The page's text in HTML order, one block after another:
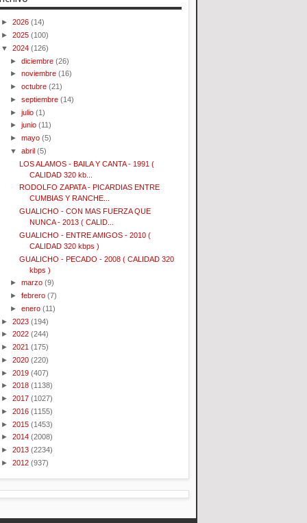
► 2026 (14)
► 2025 (100)
▼ 2024 (126)
►diciembre (26)
►noviembre (16)
►octubre (21)
►septiembre (14)
►julio (1)
►junio (11)
►mayo (5)
▼abril (5)
LOS ALAMOS - BAILA Y CANTA - 1991 (
CALIDAD 320 kb...
RODOLFO ZAPATA - PICARDIAS ENTRE
CUMBIAS Y RANCHE...
GUALICHO - CON MAS FUERZA QUE
NUNCA - 2013 ( CALID...
GUALICHO - ENTRE AMIGOS - 2010 (
CALIDAD 320 kbps )
GUALICHO - PECADO - 2008 ( CALIDAD 320
kbps )
►marzo (9)
►febrero (7)
►enero (11)
► 2023 (194)
► 2022 (244)
► 2021 (175)
► 2020 (220)
► 2019 (407)
► 2018 (1138)
► 2017 (1027)
► 2016 (1155)
► 2015 (1453)
► 2014 (2008)
► 2013 (2234)
► 2012 (937)